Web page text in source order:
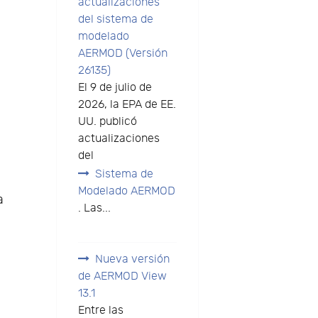
del sistema de
modelado
AERMOD (Versión
26135)
El 9 de julio de
2026, la EPA de EE.
UU. publicó
actualizaciones
del
Sistema de
Modelado AERMOD
. Las...
Nueva versión
de AERMOD View
13.1
Entre las